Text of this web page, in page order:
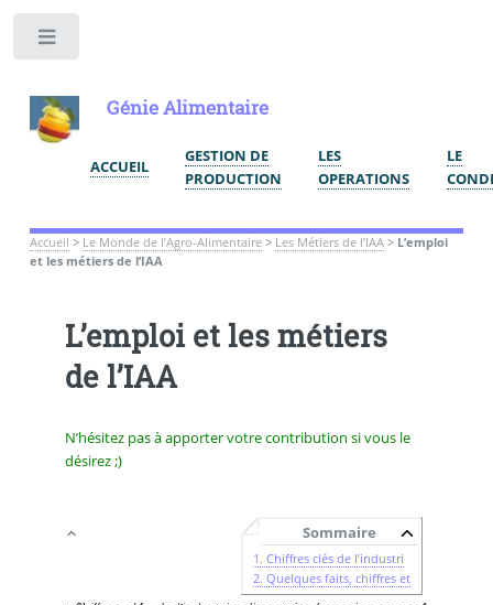
Génie Alimentaire
ACCUEIL
GESTION DE
PRODUCTION
LES
OPERATIONS
LE
Accueil > Le Monde de l’Agro-Alimentaire> Les Métiers de l’IAA> L’emploi
et les métiers de l’IAA
L’emploi et les métiers
de l’IAA
N’hésitez pas à apporter votre contribution si vous le
désirez ;)
Sommaire
1. Chiffres clés de l’industri
2. Quelques faits, chiffres et